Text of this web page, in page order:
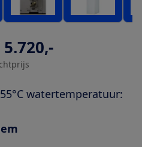
5.720,-
watertemperatuur: